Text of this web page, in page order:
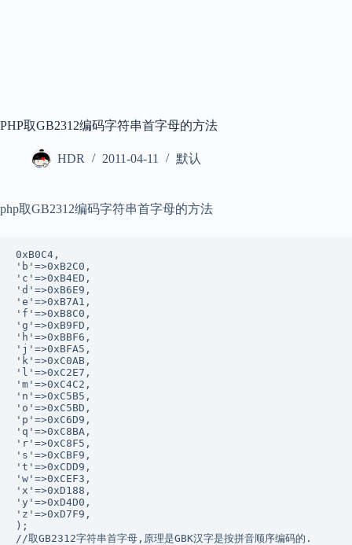
PHP取GB2312编码字符串首字母的方法
HDR 2011-04-11 默认
php取GB2312编码字符串首字母的方法
0xB0C4,
'b'=>0xB2C0,
'c'=>0xB4ED,
'd'=>0xB6E9,
'e'=>0xB7A1,
'f'=>0xB8C0,
'g'=>0xB9FD,
'h'=>0xBBF6,
'j'=>0xBFA5,
'k'=>0xC0AB,
'l'=>0xC2E7,
'm'=>0xC4C2,
'n'=>0xC5B5,
'o'=>0xC5BD,
'p'=>0xC6D9,
'q'=>0xC8BA,
'r'=>0xC8F5,
's'=>0xCBF9,
't'=>0xCDD9,
'w'=>0xCEF3,
'x'=>0xD188,
'y'=>0xD4D0,
'z'=>0xD7F9,
);
//取GB2312字符串首字母,原理是GBK汉字是按拼音顺序编码的.